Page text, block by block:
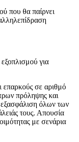
που θα παίρνει
για
επαρκούς σε αριθμό
πρόληψης και
όλων των
τους. Απουσία
με σενάρια